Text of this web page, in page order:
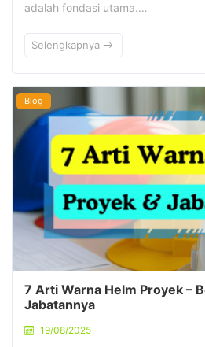
adalah fondasi utama.…
Selengkapnya
Blog
7 Arti Warna Helm Proyek –
Jabatannya
19/08/2025